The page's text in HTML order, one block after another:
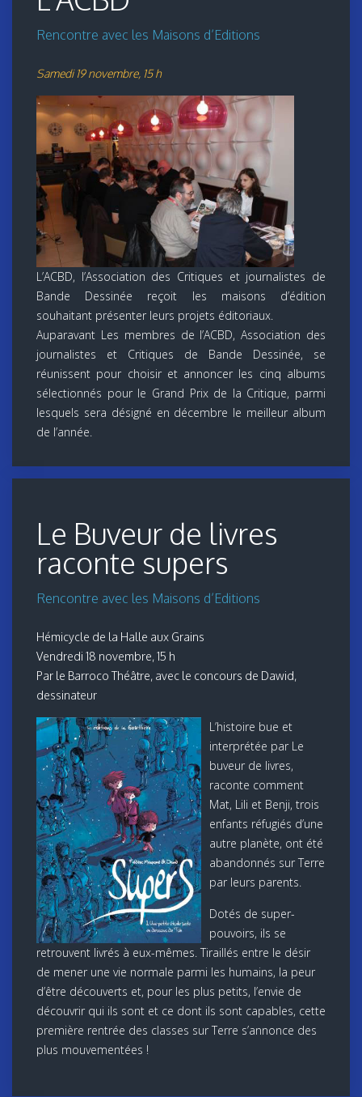
Rencontre avec les Maisons d’Editions
Samedi 19 novembre, 15 h
L’ACBD, l’Association des Critiques et journalistes de
Bande Dessinée reçoit les maisons d’édition
souhaitant présenter leurs projets éditoriaux.
Auparavant Les membres de l’ACBD, Association des
journalistes et Critiques de Bande Dessinée, se
réunissent pour choisir et annoncer les cinq albums
sélectionnés pour le Grand Prix de la Critique, parmi
lesquels sera désigné en décembre le meilleur album
de l’année.
Le Buveur de livres
raconte supers
Rencontre avec les Maisons d’Editions
Hémicycle de la Halle aux Grains
Vendredi 18 novembre, 15 h
Par le Barroco Théâtre, avec le concours de Dawid,
dessinateur
L’histoire bue et
interprétée par Le
buveur de livres,
raconte comment
Mat, Lili et Benji, trois
enfants réfugiés d’une
autre planète, ont été
abandonnés sur Terre
par leurs parents.
Dotés de super-
pouvoirs, ils se
retrouvent livrés à eux-mêmes. Tiraillés entre le désir
de mener une vie normale parmi les humains, la peur
d’être découverts et, pour les plus petits, l’envie de
découvrir qui ils sont et ce dont ils sont capables, cette
première rentrée des classes sur Terre s’annonce des
plus mouvementées !